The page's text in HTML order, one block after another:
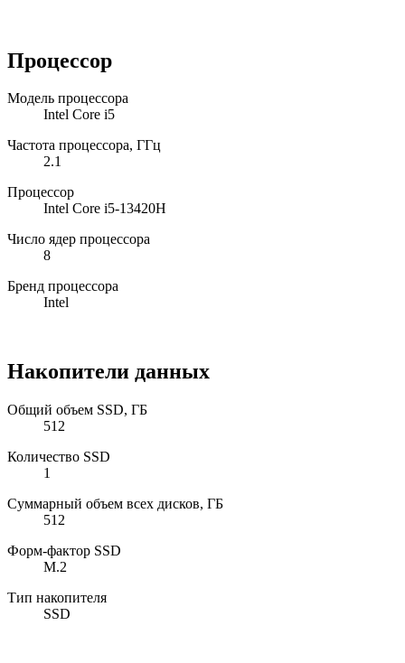
Процессор
Модель процессора
Intel Core i5
Частота процессора, ГГц
2.1
Процессор
Intel Core i5-13420H
Число ядер процессора
8
Бренд процессора
Intel
Накопители данных
Общий объем SSD, ГБ
512
Количество SSD
1
Суммарный объем всех дисков, ГБ
512
Форм-фактор SSD
M.2
Тип накопителя
SSD